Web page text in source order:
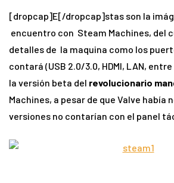
[dropcap]E[/dropcap]stas son la
encuentro con Steam Machines, del
detalles de la maquina como los
contará (USB 2.0/3.0, HDMI, LAN,
la versión beta del revolucionario
Machines, a pesar de que Valve
versiones no contarían con el panel